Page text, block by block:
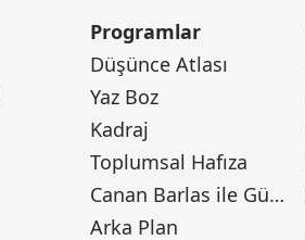
Programlar
Düşünce Atlası
Yaz Boz
Kadraj
Toplumsal Hafıza
Canan Barlas ile Gündem
Arka Plan